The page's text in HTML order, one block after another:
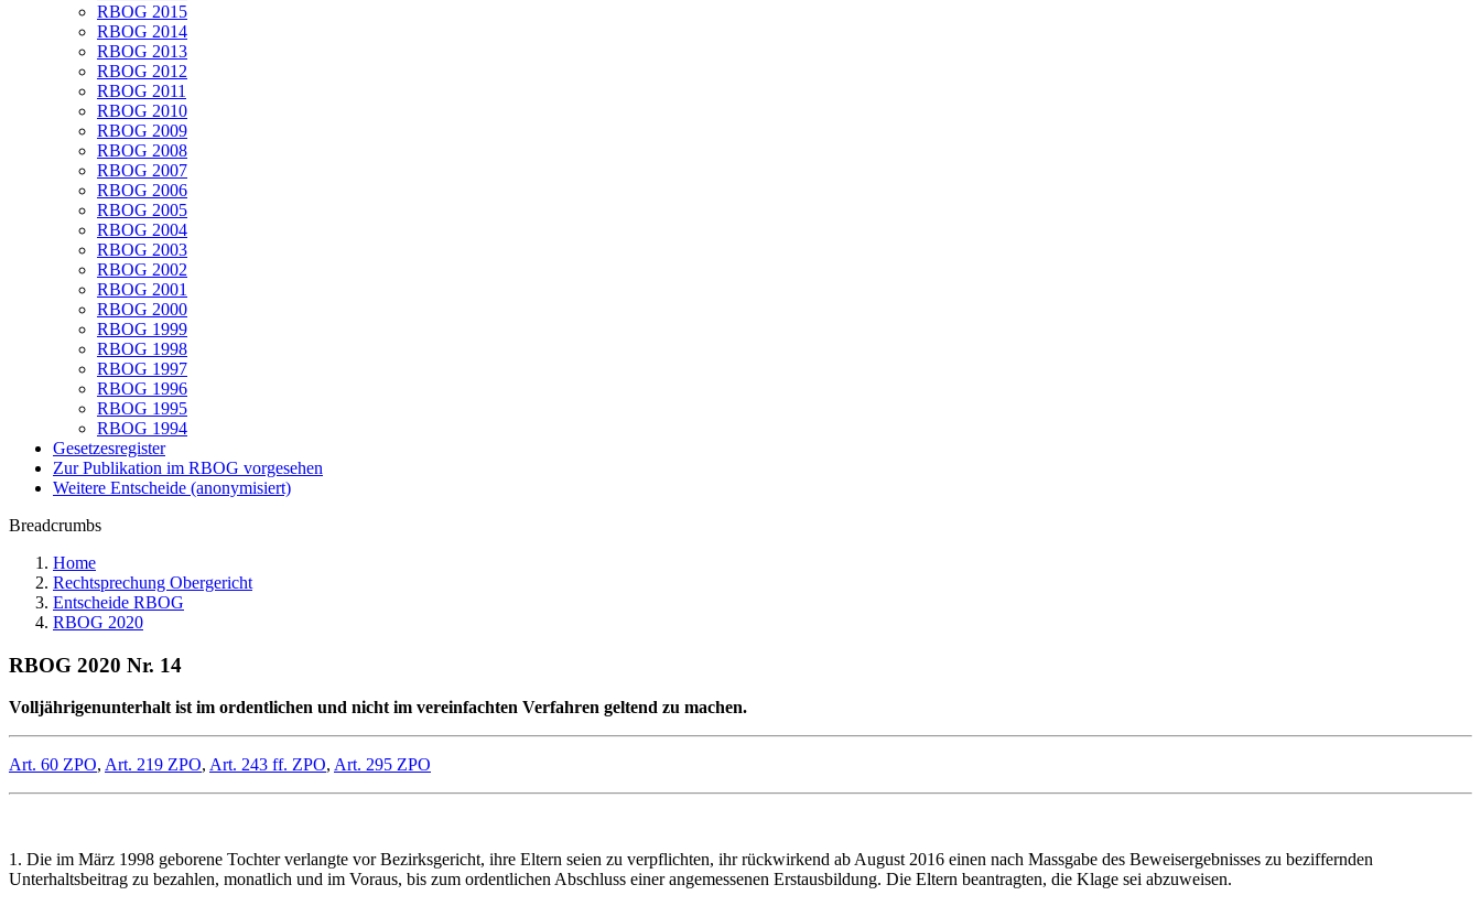
RBOG 2015
RBOG 2014
RBOG 2013
RBOG 2012
RBOG 2011
RBOG 2010
RBOG 2009
RBOG 2008
RBOG 2007
RBOG 2006
RBOG 2005
RBOG 2004
RBOG 2003
RBOG 2002
RBOG 2001
RBOG 2000
RBOG 1999
RBOG 1998
RBOG 1997
RBOG 1996
RBOG 1995
RBOG 1994
Gesetzesregister
Zur Publikation im RBOG vorgesehen
Weitere Entscheide (anonymisiert)
Breadcrumbs
Home
Rechtsprechung Obergericht
Entscheide RBOG
RBOG 2020
RBOG 2020 Nr. 14
Volljährigenunterhalt ist im ordentlichen und nicht im vereinfachten Verfahren geltend zu machen.
Art. 60 ZPO, Art. 219 ZPO, Art. 243 ff. ZPO, Art. 295 ZPO
1. Die im März 1998 geborene Tochter verlangte vor Bezirksgericht, ihre Eltern seien zu verpflichten, ihr rückwirkend ab August 2016 einen nach Massgabe des Beweisergebnisses zu beziffernden
Unterhaltsbeitrag zu bezahlen, monatlich und im Voraus, bis zum ordentlichen Abschluss einer angemessenen Erstausbildung. Die Eltern beantragten, die Klage sei abzuweisen.